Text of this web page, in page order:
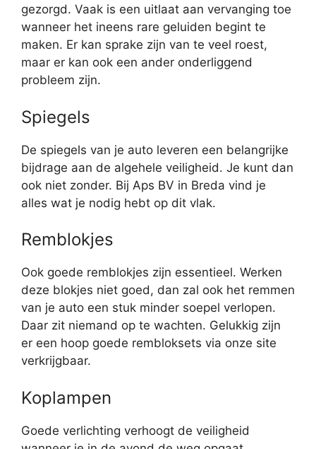
gezorgd. Vaak is een uitlaat aan vervanging toe
wanneer het ineens rare geluiden begint te
maken. Er kan sprake zijn van te veel roest,
maar er kan ook een ander onderliggend
probleem zijn.
Spiegels
De spiegels van je auto leveren een belangrijke
bijdrage aan de algehele veiligheid. Je kunt dan
ook niet zonder. Bij Aps BV in Breda vind je
alles wat je nodig hebt op dit vlak.
Remblokjes
Ook goede remblokjes zijn essentieel. Werken
deze blokjes niet goed, dan zal ook het remmen
van je auto een stuk minder soepel verlopen.
Daar zit niemand op te wachten. Gelukkig zijn
er een hoop goede rembloksets via onze site
verkrijgbaar.
Koplampen
Goede verlichting verhoogt de veiligheid